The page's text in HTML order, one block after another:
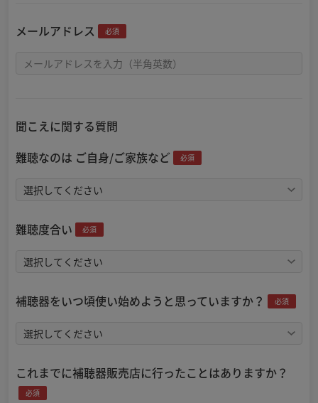
メールアドレス 必須
聞こえに関する質問
難聴なのは ご自身/ご家族など
必須
難聴度合い 必須
補聴器をいつ頃使い始めようと思っていますか？ 必須
これまでに補聴器販売店に行ったことはありますか？
必須